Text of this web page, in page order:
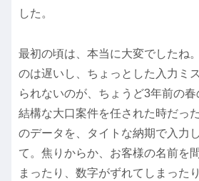
した。
最初の頃は、本当に大変でしたね
のは遅いし、ちょっとした入力ミ
られないのが、ちょうど3年前の春
結構な大口案件を任された時だっ
のデータを、タイトな納期で入力
て。焦りからか、お客様の名前を
まったり、数字がずれてしまった